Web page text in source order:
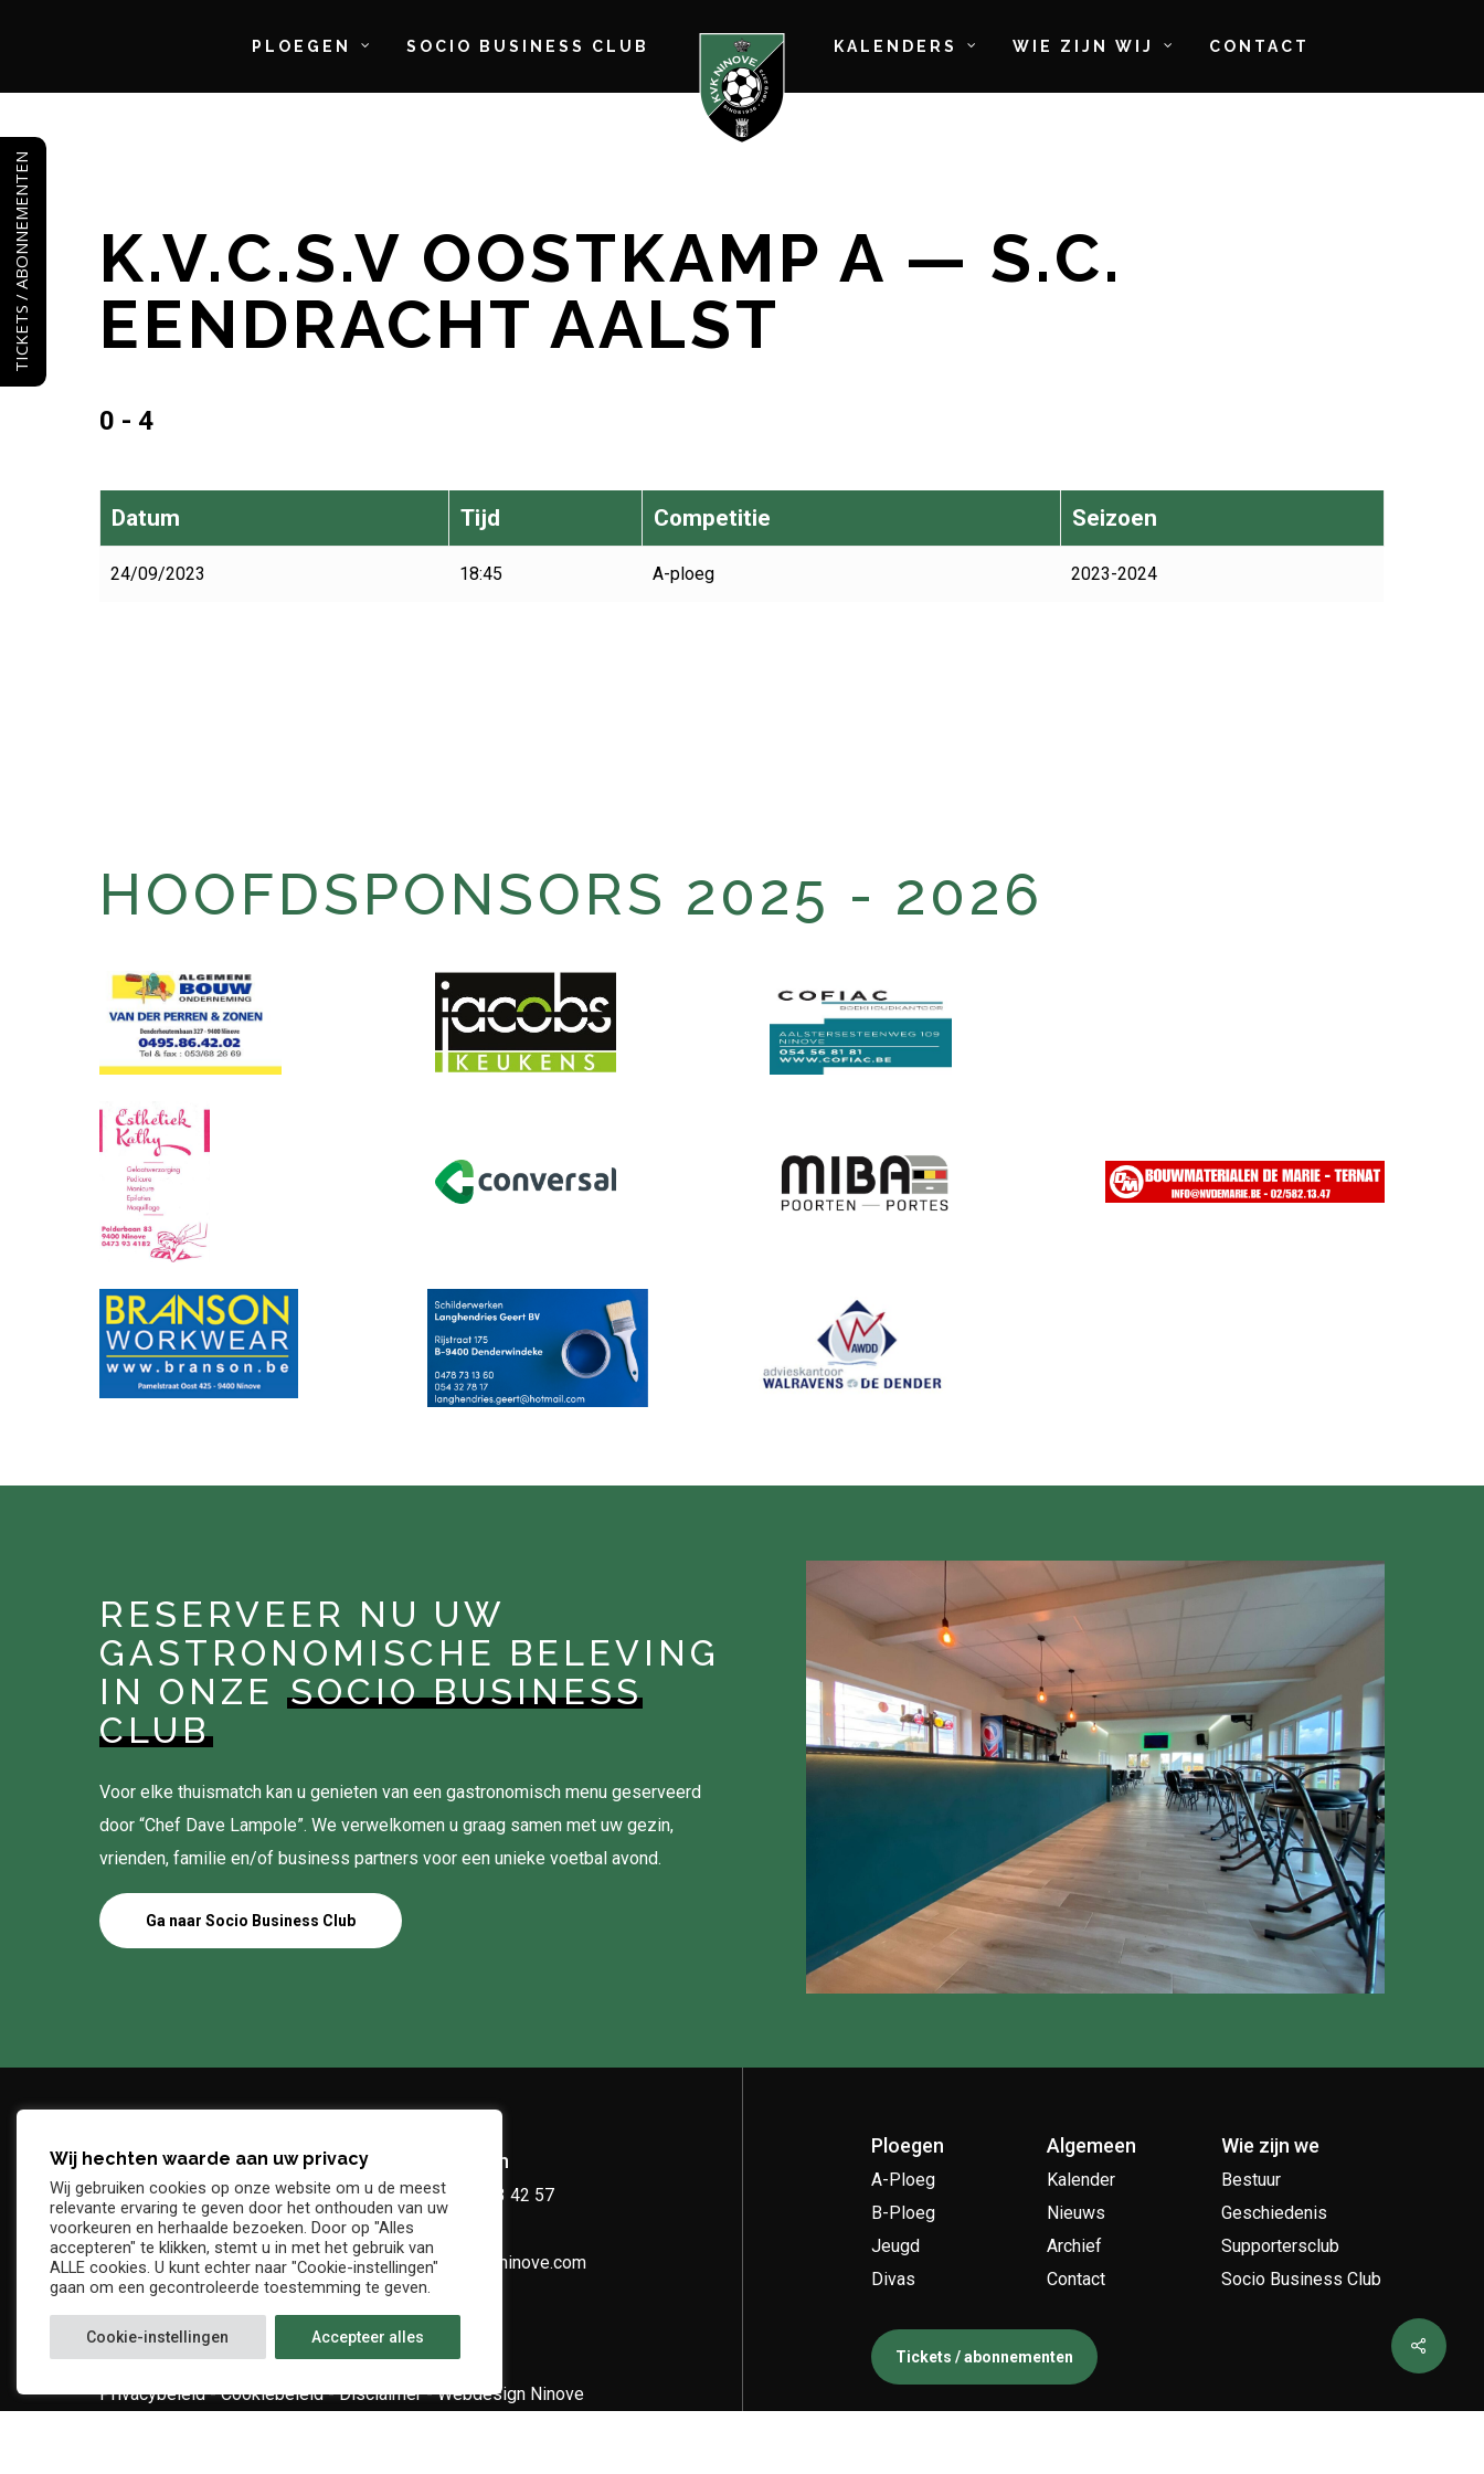
to
main
content
PLOEGEN SOCIO BUSINESS CLUB KALENDERS WIE ZIJN WIJ CONTACT
K.V.C.S.V OOSTKAMP A — S.C.
EENDRACHT AALST
0 - 4
Datum Tijd Competitie Seizoen
24/09/2023 18:45 A-ploeg 2023-2024
HOOFDSPONSORS 2025 - 2026
RESERVEER NU UW
GASTRONOMISCHE BELEVING
IN ONZESOCIO BUSINESS
CLUB
Voor elke thuismatch kan u genieten van een gastronomisch menu geserveerd
door “Chef Dave Lampole”. We verwelkomen u graag samen met uw gezin,
vrienden, familie en/of business partners voor een unieke voetbal avond.
Ga naar Socio Business Club
Adres
Denderstraat, z/n
9402 Ninove
Telefoon
+32 54 33 42 57
info@kvkninove.com
Privacybeleid-Cookiebeleid-Disclaimer-Webdesign Ninove
Ploegen
A-Ploeg
B-Ploeg
Jeugd
Divas
Algemeen
Kalender
Nieuws
Archief
Contact
Wie zijn we
Bestuur
Geschiedenis
Supportersclub
Socio Business Club
Tickets / abonnementen
Wij hechten waarde aan uw privacy
Wij gebruiken cookies op onze website om u de meest
relevante ervaring te geven door het onthouden van uw
voorkeuren en herhaalde bezoeken. Door op "Alles
accepteren" te klikken, stemt u in met het gebruik van
ALLE cookies. U kunt echter naar "Cookie-instellingen"
gaan om een gecontroleerde toestemming te geven.
Cookie-instellingen Accepteer alles
TICKETS / ABONNEMENTEN